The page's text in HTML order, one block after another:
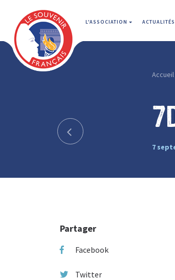
L'ASSOCIATION ACTUALITÉS
Accueil
7
Partager
Facebook
Twitter